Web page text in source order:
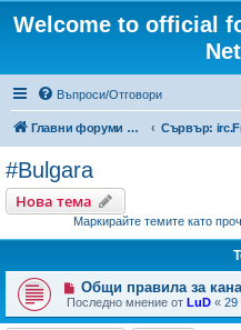
Welcome to official
Въпроси/Отговори
Главни форуми на FreeUniBG.eu
#Bulgara
Нова тема
Маркирайте темите като
Общи правила за
Последно мнение от LuD « 29